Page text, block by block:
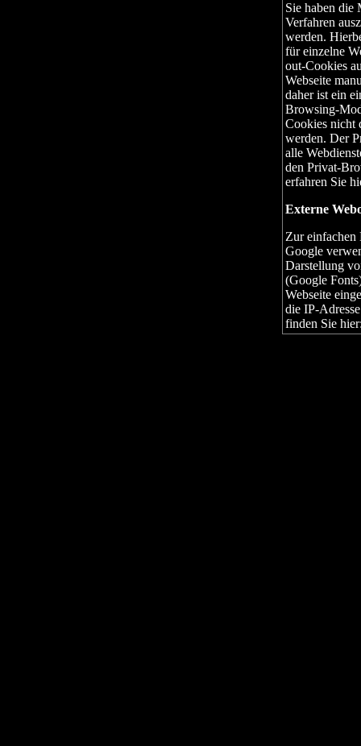
Sie haben die
Verfahren
werden.
für einzelne
out-Cookies
Webseite
daher ist ein
Browsing-
Cookies nicht
werden. Der
alle
den Privat-
erfahren Sie
Externe
Zur einfachen
Google
Darstellung
(Google
Webseite
die IP-
finden Sie